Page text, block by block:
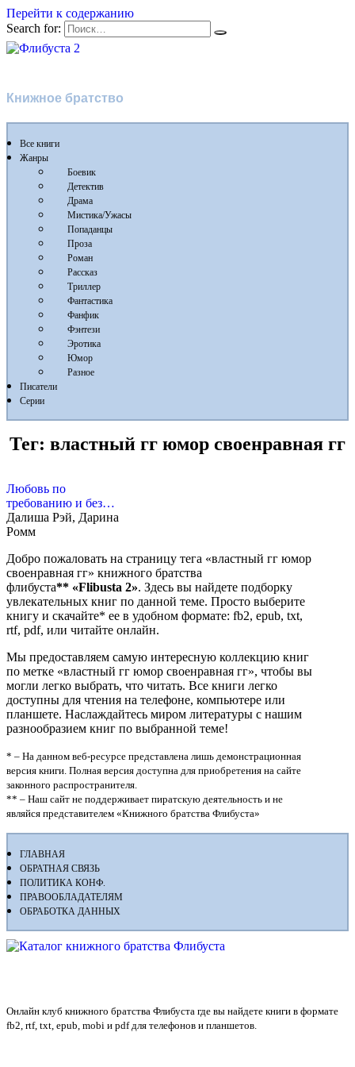
Перейти к содержанию
Search for:
Книжное братство
Все книги
Жанры
Боевик
Детектив
Драма
Мистика/Ужасы
Попаданцы
Проза
Роман
Рассказ
Триллер
Фантастика
Фанфик
Фэнтези
Эротика
Юмор
Разное
Писатели
Серии
Тег: властный гг юмор своенравная гг
Любовь по
требованию и без…
Далиша Рэй, Дарина
Ромм
Добро пожаловать на страницу тега «властный гг юмор
своенравная гг» книжного братства
флибуста** «Flibusta 2». Здесь вы найдете подборку
увлекательных книг по данной теме. Просто выберите
книгу и скачайте* ее в удобном формате: fb2, epub, txt,
rtf, pdf, или читайте онлайн.
Мы предоставляем самую интересную коллекцию книг
по метке «властный гг юмор своенравная гг», чтобы вы
могли легко выбрать, что читать. Все книги легко
доступны для чтения на телефоне, компьютере или
планшете. Наслаждайтесь миром литературы с нашим
разнообразием книг по выбранной теме!
* – На данном веб-ресурсе представлена лишь демонстрационная
версия книги. Полная версия доступна для приобретения на сайте
законного распространителя.
** – Наш сайт не поддерживает пиратскую деятельность и не
являйся представителем «Книжного братства Флибуста»
ГЛАВНАЯ
ОБРАТНАЯ СВЯЗЬ
ПОЛИТИКА КОНФ.
ПРАВООБЛАДАТЕЛЯМ
ОБРАБОТКА ДАННЫХ
Онлайн клуб книжного братства Флибуста где вы найдете книги в формате
fb2, rtf, txt, epub, mobi и pdf для телефонов и планшетов.